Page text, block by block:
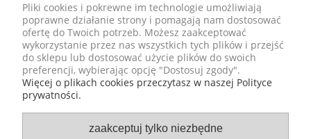
Informacje
O nas
Pliki cookies i pokrewne im technologie umożliwiają
poprawne działanie strony i pomagają nam dostosować
ofertę do Twoich potrzeb. Możesz zaakceptować
wykorzystanie przez nas wszystkich tych plików i przejść
do sklepu lub dostosować użycie plików do swoich
preferencji, wybierając opcję "Dostosuj zgody".
Więcej o plikach cookies przeczytasz w naszej Polityce
prywatności.
zaakceptuj tylko niezbędne